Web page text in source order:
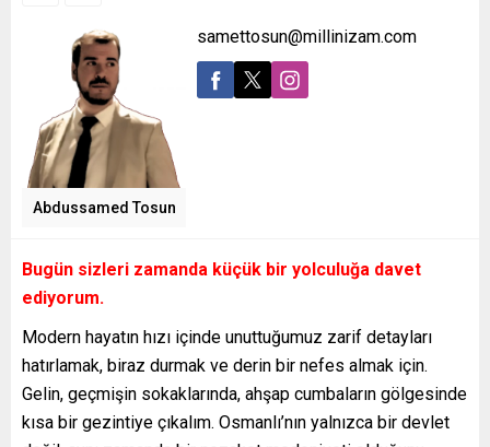
Abdussamed Tosun
samettosun@millinizam.com
Bugün sizleri zamanda küçük bir yolculuğa davet
ediyorum.
Modern hayatın hızı içinde unuttuğumuz zarif detayları
hatırlamak, biraz durmak ve derin bir nefes almak için.
Gelin, geçmişin sokaklarında, ahşap cumbaların gölgesinde
kısa bir gezintiye çıkalım. Osmanlı’nın yalnızca bir devlet